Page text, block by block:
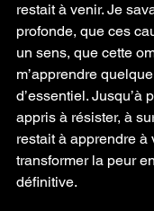
restait à venir. Je
profonde, que ces
un sens, que cette
m’apprendre
d’essentiel. Jusqu’à
appris à résister, à
restait à apprendre à
transformer la peur
définitive.